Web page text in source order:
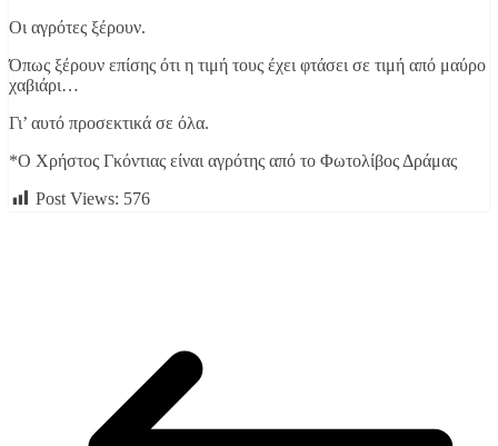
Οι αγρότες ξέρουν.
Όπως ξέρουν επίσης ότι η τιμή τους έχει φτάσει σε τιμή από μαύρο
χαβιάρι…
Γι’ αυτό προσεκτικά σε όλα.
*Ο Χρήστος Γκόντιας είναι αγρότης από το Φωτολίβος Δράμας
Post Views: 576